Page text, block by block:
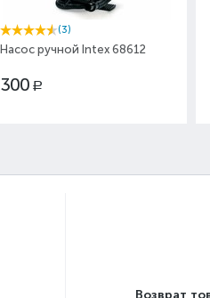
(3)
Насос ручной Intex 68612
300 Р
Возврат